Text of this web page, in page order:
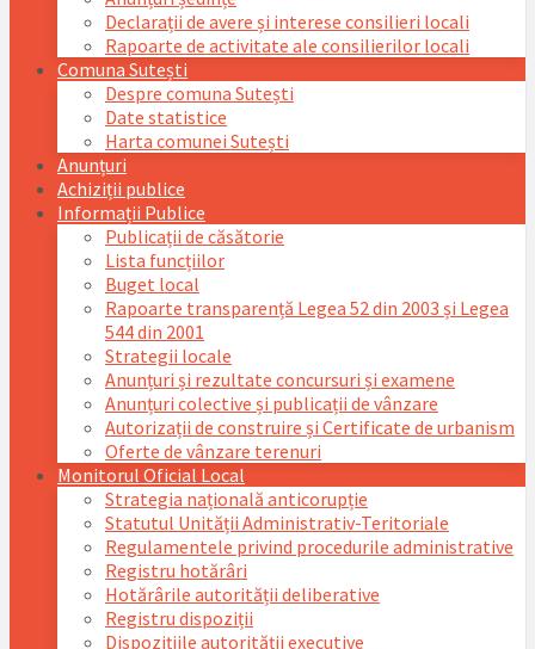
Declarații de avere și interese consilieri locali
Rapoarte de activitate ale consilierilor locali
Comuna Sutești
Despre comuna Sutești
Date statistice
Harta comunei Sutești
Anunțuri
Achiziții publice
Informații Publice
Publicații de căsătorie
Lista funcțiilor
Buget local
Rapoarte transparență Legea 52 din 2003 și Legea
544 din 2001
Strategii locale
Anunțuri și rezultate concursuri și examene
Anunțuri colective și publicații de vânzare
Autorizații de construire și Certificate de urbanism
Oferte de vânzare terenuri
Monitorul Oficial Local
Strategia națională anticorupție
Statutul Unității Administrativ-Teritoriale
Regulamentele privind procedurile administrative
Registru hotărâri
Hotărârile autorității deliberative
Registru dispoziții
Dispozițiile autorității executive